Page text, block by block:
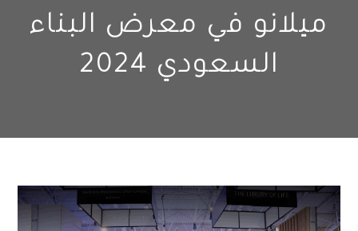
ميلانو في معرض البناء
السعودي 2024